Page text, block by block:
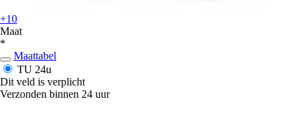
+10
Maat
*
Maattabel
TU 24u
Dit veld is verplicht
Verzonden binnen 24 uur